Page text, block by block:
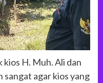
kios H. Muh. Ali dan
sangat agar kios yang